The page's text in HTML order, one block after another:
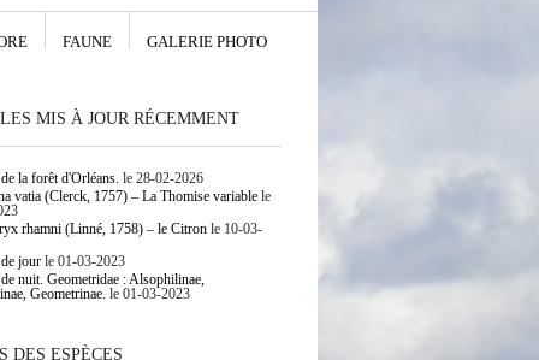
FAUNE GALERIE PHOTO
MIS À JOUR RÉCEMMENT
la forêt d'Orléans. le 28-02-2026
vatia (Clerck, 1757) – La Thomise variablele
rhamni (Linné, 1758) – le Citronle 10-03-
jourle 01-03-2023
nuit. Geometridae : Alsophilinae,
Geometrinae. le 01-03-2023
DES ESPÈCES